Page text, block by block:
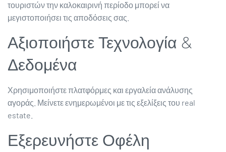
τουριστών την καλοκαιρινή περίοδο μπορεί να
μεγιστοποιήσει τις αποδόσεις σας.
Αξιοποιήστε Τεχνολογία &
Δεδομένα
Χρησιμοποιήστε πλατφόρμες και εργαλεία ανάλυσης
αγοράς. Μείνετε ενημερωμένοι με τις εξελίξεις του real
estate.
Εξερευνήστε Οφέλη